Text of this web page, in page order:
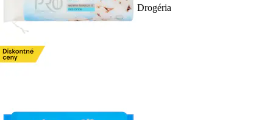
Drogéria